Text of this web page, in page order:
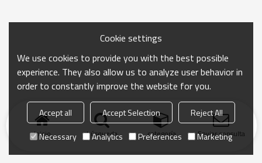
Inicio búsqueda categoría Enviar consulta
Cookie settings
We use cookies to provide you with the best possible
experience. They also allow us to analyze user behavior in
order to constantly improve the website for you.
Accept all Accept Selection
Reject All
Necessary
Analytics Preferences Marketing